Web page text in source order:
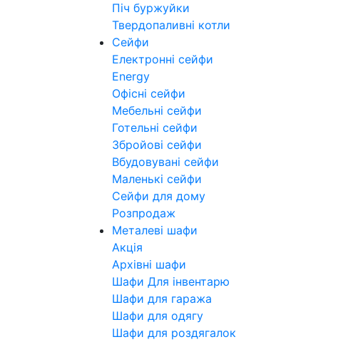
Піч буржуйки
Твердопаливні котли
Сейфи
Електронні сейфи
Energy
Офісні сейфи
Мебельні сейфи
Готельні сейфи
Збройові сейфи
Вбудовувані сейфи
Маленькі сейфи
Сейфи для дому
Розпродаж
Металеві шафи
Акція
Архівні шафи
Шафи Для інвентарю
Шафи для гаража
Шафи для одягу
Шафи для роздягалок